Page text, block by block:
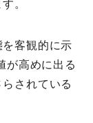
。
客観的に示
が高めに出る
されている